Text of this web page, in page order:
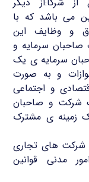
می باشد که با
و وظایف این
سرمایه و
سرمایه ی یک
و به صورت
و اجتماعی
شرکت و صاحبان
زمینه ی مشترک
شرکت های تجاری
مدنی قوانین